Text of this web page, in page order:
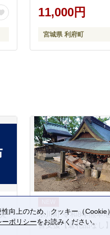
小分け 仙台 名物 厚
おいしい 美味 牛 肉
府町 船田食品]
11,000円
宮城県 利府町
氷川町 令和8年熊本
害支援【返礼品なし】
向上のため、クッキー（
ーポリシーをお読みください。